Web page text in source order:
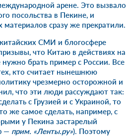
арене. Это вызвало
посольства в Пекине, и
сразу же прекратили.
СМИ и блогосфере
что Китаю в действиях на
брать пример с России. Все
кто считает нынешнюю
чрезмерно осторожной и
что эти люди рассуждают так:
с Грузией и с Украиной, то
же самое сделать, например, с
у Пекина застарелый
— прим. «Ленты.ру»). Поэтому